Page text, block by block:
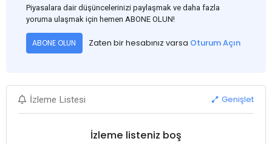
Piyasalara dair düşüncelerinizi paylaşmak ve daha fazla
yoruma ulaşmak için hemen ABONE OLUN!
ABONE OLUN Zaten bir hesabınız varsa Oturum Açın
İzleme Listesi Genişlet
İzleme listeniz boş